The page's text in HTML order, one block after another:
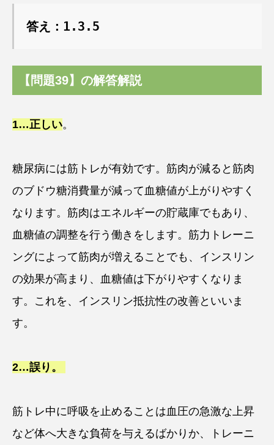
答え：1.3.5
【問題39】の解答解説
1…正しい。
糖尿病には筋トレが有効です。筋肉が減ると筋肉
のブドウ糖消費量が減って血糖値が上がりやすく
なります。筋肉はエネルギーの貯蔵庫でもあり、
血糖値の調整を行う働きをします。筋力トレーニ
ングによって筋肉が増えることでも、インスリン
の効果が高まり、血糖値は下がりやすくなりま
す。これを、インスリン抵抗性の改善といいま
す。
2…誤り 。
筋トレ中に呼吸を止めることは血圧の急激な上昇
など体へ大きな負荷を与えるばかりか、トレーニ